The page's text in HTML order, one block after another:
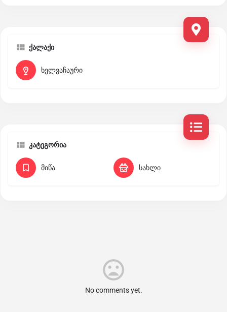
ქალაქი
ხელვაჩაური
კატეგორია
მიწა სახლი
No comments yet.